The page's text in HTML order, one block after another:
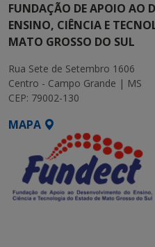
FUNDAÇÃO DE APOIO AO
ENSINO, CIÊNCIA E
MATO GROSSO DO SUL
Rua Sete de Setembro 1606
Centro - Campo Grande | MS
CEP: 79002-130
MAPA